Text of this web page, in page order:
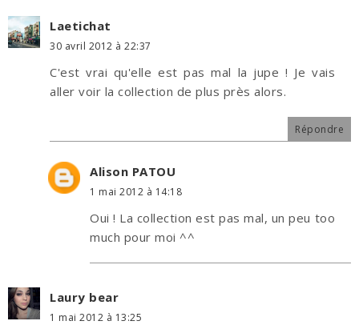
Laetichat
30 avril 2012 à 22:37
C'est vrai qu'elle est pas mal la jupe ! Je vais
aller voir la collection de plus près alors.
Répondre
Alison PATOU
1 mai 2012 à 14:18
Oui ! La collection est pas mal, un peu too
much pour moi ^^
Laury bear
1 mai 2012 à 13:25